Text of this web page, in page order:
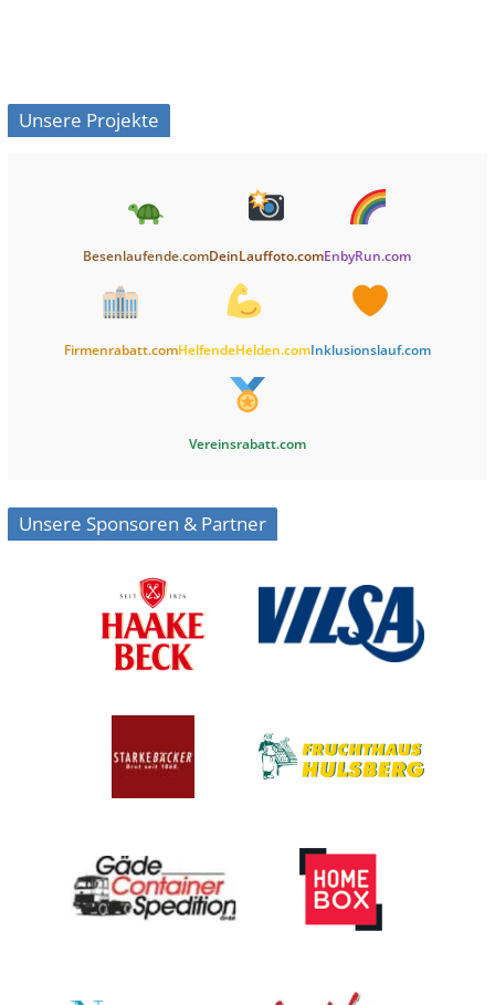
Unsere Projekte
Besenlaufende.comDeinLauffoto.comEnbyRun.com
Firmenrabatt.comHelfendeHelden.comInklusionslauf.com
Vereinsrabatt.com
Unsere Sponsoren & Partner